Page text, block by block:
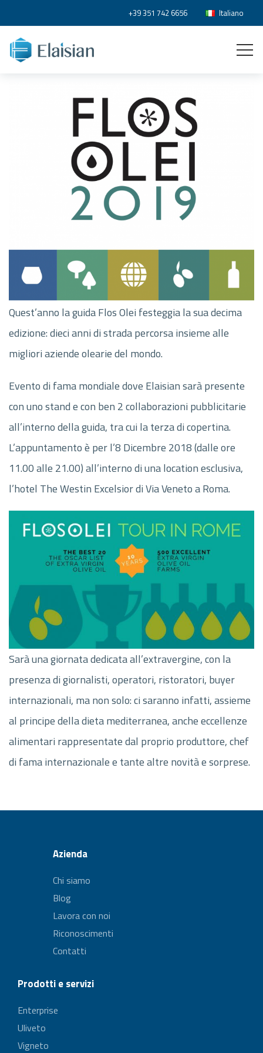
+39 351 742 6656 Italiano
Quest’anno la guida Flos Olei festeggia la sua decima
edizione: dieci anni di strada percorsa insieme alle
migliori aziende olearie del mondo.
Evento di fama mondiale dove Elaisian sarà presente
con uno stand e con ben 2 collaborazioni pubblicitarie
all’interno della guida, tra cui la terza di copertina.
L’appuntamento è per l’8 Dicembre 2018 (dalle ore
11.00 alle 21.00) all’interno di una location esclusiva,
l’hotel The Westin Excelsior di Via Veneto a Roma.
Sarà una giornata dedicata all’extravergine, con la
presenza di giornalisti, operatori, ristoratori, buyer
internazionali, ma non solo: ci saranno infatti, assieme
al principe della dieta mediterranea, anche eccellenze
alimentari rappresentate dal proprio produttore, chef
di fama internazionale e tante altre novità e sorprese.
Azienda
Chi siamo
Blog
Lavora con noi
Riconoscimenti
Contatti
Prodotti e servizi
Enterprise
Uliveto
Vigneto